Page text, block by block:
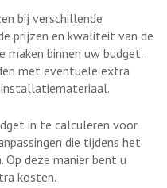
bij verschillende
prijzen en kwaliteit van de
binnen uw budget.
met eventuele extra
in te calculeren voor
die tijdens het
deze manier bent u
kosten.